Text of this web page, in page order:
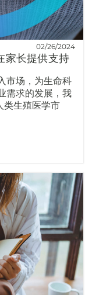
02/26/2024
家长提供支持
市场，为生命科
需求的发展，我
类生殖医学市